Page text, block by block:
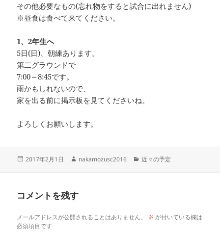
その他必要なもの(忘れ物をすると試合に出れません)
※昼食は食べて来てください。
1、2年生へ
5日(日)、朝練あります。
第二グラウンドで
7:00～8:45です。
雨かもしれないので、
家を出る前に掲示板を見てくださいね。
よろしくお願いします。
投
2017年2月1日
作
nakamozusc2016
カ
近々の予定
コメントを残す
メールアドレスが公開されることはありません。 ※ が付いている欄は
必須項目です